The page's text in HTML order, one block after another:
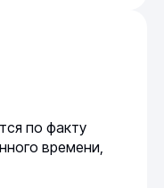
по факту
времени,